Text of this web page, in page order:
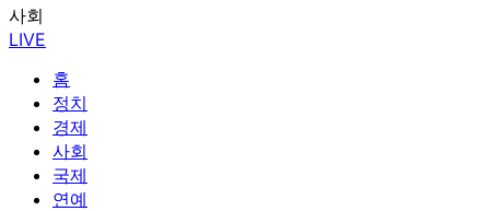
사회
LIVE
홈
정치
경제
사회
국제
연예